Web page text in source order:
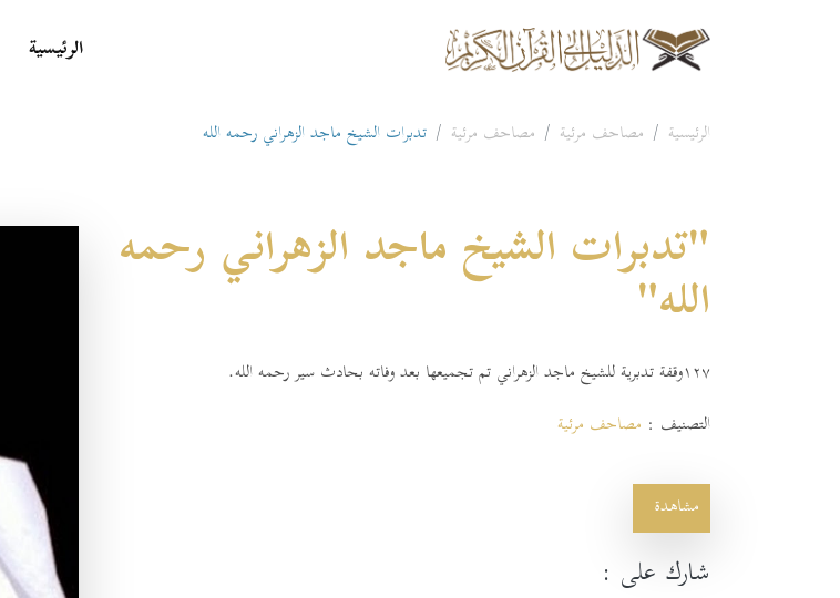
الرئيسية
(current)
الرئيسية مصاحف مرئية مصاحف مرئية تدبرات الشيخ ماجد الزهراني رحمه الله
"تدبرات الشيخ ماجد الزهراني رحمه
الله"
١٢٧وقفة تدبرية للشيخ ماجد الزهراني تم تجميعها بعد وفاته بحادث سير رحمه الله.
التصنيف : مصاحف مرئية
مشاهدة
شارك على :